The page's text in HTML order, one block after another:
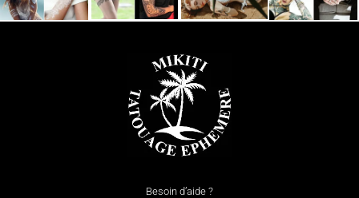
Besoin d’aide ?